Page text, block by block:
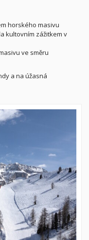
horského masivu
kultovním zážitkem v
ve směru
a na úžasná